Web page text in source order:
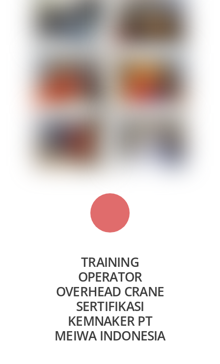
TRAINING
OPERATOR
OVERHEAD CRANE
SERTIFIKASI
KEMNAKER PT
MEIWA INDONESIA